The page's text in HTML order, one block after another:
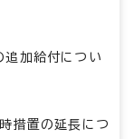
追加給付につい
措置の延長につ